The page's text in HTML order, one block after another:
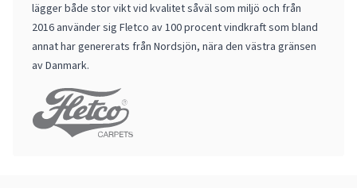
lägger både stor vikt vid kvalitet såväl som miljö och från
2016 använder sig Fletco av 100 procent vindkraft som bland
annat har genererats från Nordsjön, nära den västra gränsen
av Danmark.